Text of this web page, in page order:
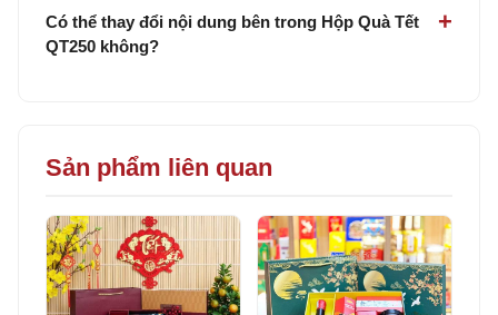
Có thể thay đổi nội dung bên trong Hộp Quà Tết
QT250 không?
Sản phẩm liên quan